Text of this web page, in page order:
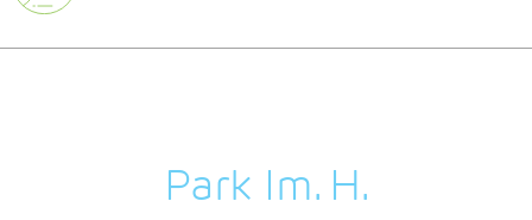
Park Im. H.